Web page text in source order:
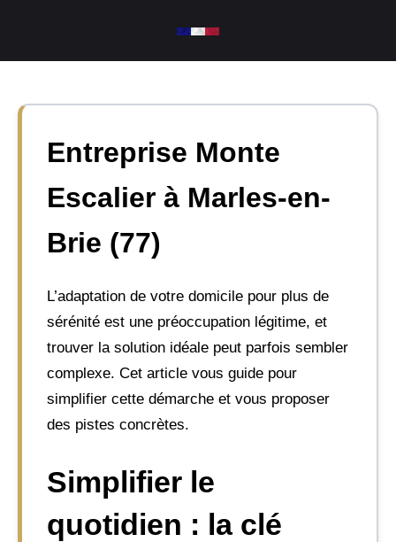
contenu
Entreprise Monte
Escalier à Marles-en-
Brie (77)
L’adaptation de votre domicile pour plus de
sérénité est une préoccupation légitime, et
trouver la solution idéale peut parfois sembler
complexe. Cet article vous guide pour
simplifier cette démarche et vous proposer
des pistes concrètes.
Simplifier le
quotidien : la clé